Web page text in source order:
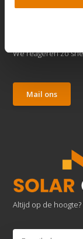
We reageren zo
Mail ons
Altijd op de